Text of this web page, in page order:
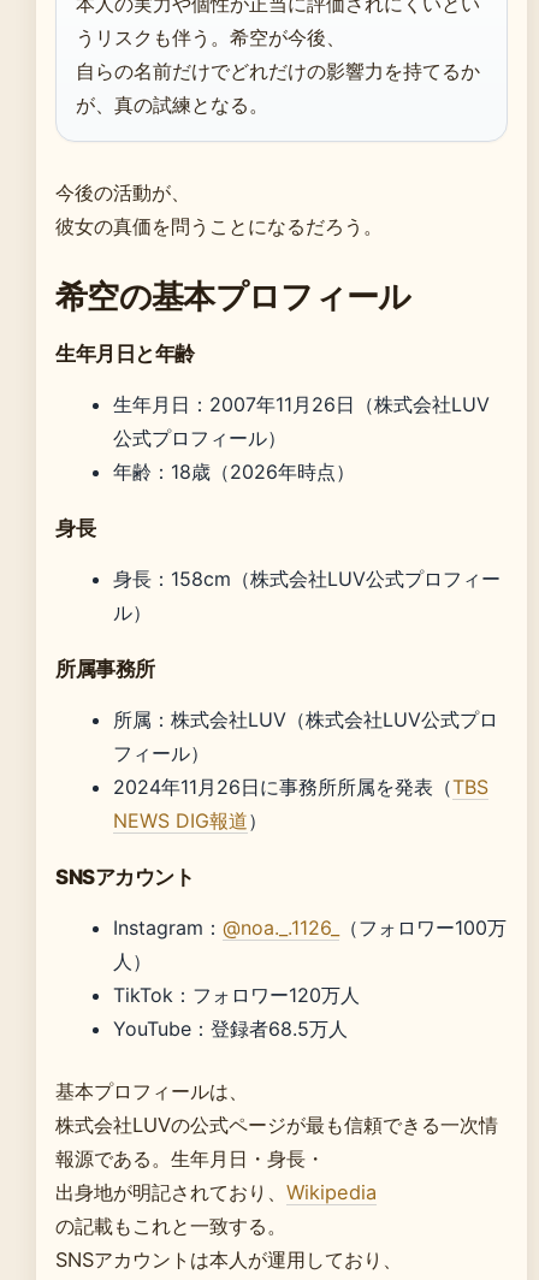
うリスクも伴う。希空が今後、
自らの名前だけでどれだけの影響力を持てるか
が、真の試練となる。
今後の活動が、
彼女の真価を問うことになるだろう。
希空の基本プロフィール
生年月日と年齢
生年月日：2007年11月26日（株式会社LUV
公式プロフィール）
年齢：18歳（2026年時点）
身長
身長：158cm（株式会社LUV公式プロフィー
ル）
所属事務所
所属：株式会社LUV（株式会社LUV公式プロ
フィール）
2024年11月26日に事務所所属を発表（TBS
NEWS DIG報道）
SNSアカウント
Instagram： @noa._.1126_
（フォロワー100万
人）
TikTok：フォロワー120万人
YouTube：登録者68.5万人
基本プロフィールは、
株式会社LUVの公式ページが最も信頼できる一次情
報源である。生年月日・身長・
出身地が明記されており、 Wikipedia
の記載もこれと一致する。
SNSアカウントは本人が運用しており、